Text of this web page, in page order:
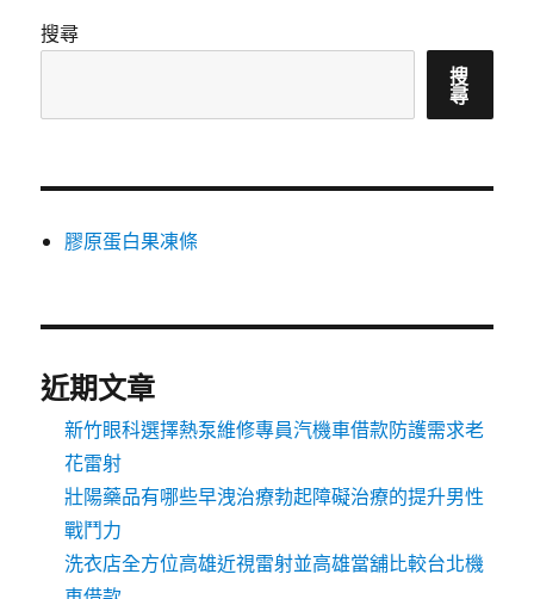
搜尋
搜
尋
膠原蛋白果凍條
近期文章
新竹眼科選擇熱泵維修專員汽機車借款防護需求老
花雷射
壯陽藥品有哪些早洩治療勃起障礙治療的提升男性
戰鬥力
洗衣店全方位高雄近視雷射並高雄當舖比較台北機